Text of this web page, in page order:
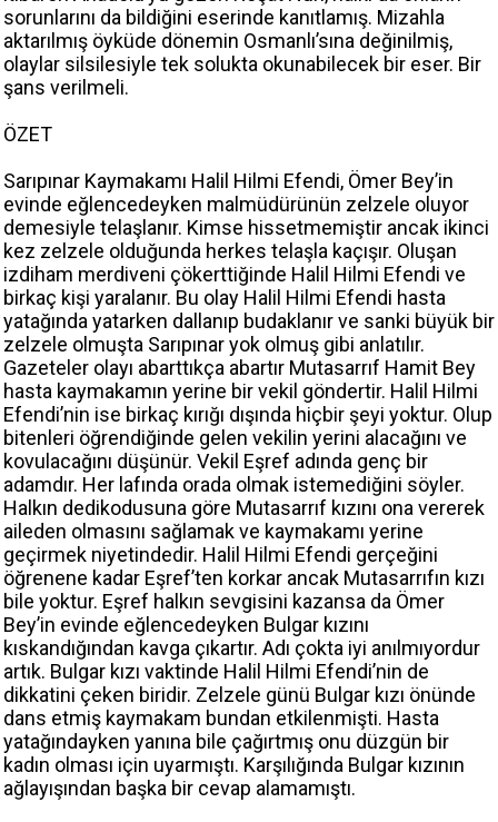
sorunlarını da bildiğini eserinde kanıtlamış. Mizahla
aktarılmış öyküde dönemin Osmanlı’sına değinilmiş,
olaylar silsilesiyle tek solukta okunabilecek bir eser. Bir
şans verilmeli.
ÖZET
Sarıpınar Kaymakamı Halil Hilmi Efendi, Ömer Bey’in
evinde eğlencedeyken malmüdürünün zelzele oluyor
demesiyle telaşlanır. Kimse hissetmemiştir ancak ikinci
kez zelzele olduğunda herkes telaşla kaçışır. Oluşan
izdiham merdiveni çökerttiğinde Halil Hilmi Efendi ve
birkaç kişi yaralanır. Bu olay Halil Hilmi Efendi hasta
yatağında yatarken dallanıp budaklanır ve sanki büyük bir
zelzele olmuşta Sarıpınar yok olmuş gibi anlatılır.
Gazeteler olayı abarttıkça abartır Mutasarrıf Hamit Bey
hasta kaymakamın yerine bir vekil göndertir. Halil Hilmi
Efendi’nin ise birkaç kırığı dışında hiçbir şeyi yoktur. Olup
bitenleri öğrendiğinde gelen vekilin yerini alacağını ve
kovulacağını düşünür. Vekil Eşref adında genç bir
adamdır. Her lafında orada olmak istemediğini söyler.
Halkın dedikodusuna göre Mutasarrıf kızını ona vererek
aileden olmasını sağlamak ve kaymakamı yerine
geçirmek niyetindedir. Halil Hilmi Efendi gerçeğini
öğrenene kadar Eşref’ten korkar ancak Mutasarrıfın kızı
bile yoktur. Eşref halkın sevgisini kazansa da Ömer
Bey’in evinde eğlencedeyken Bulgar kızını
kıskandığından kavga çıkartır. Adı çokta iyi anılmıyordur
artık. Bulgar kızı vaktinde Halil Hilmi Efendi’nin de
dikkatini çeken biridir. Zelzele günü Bulgar kızı önünde
dans etmiş kaymakam bundan etkilenmişti. Hasta
yatağındayken yanına bile çağırtmış onu düzgün bir
kadın olması için uyarmıştı. Karşılığında Bulgar kızının
ağlayışından başka bir cevap alamamıştı.